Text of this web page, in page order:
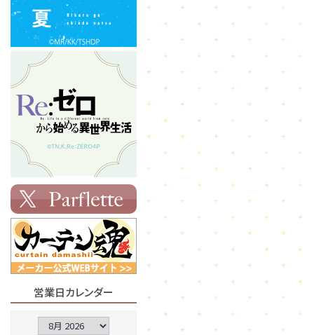
営業日カレンダー